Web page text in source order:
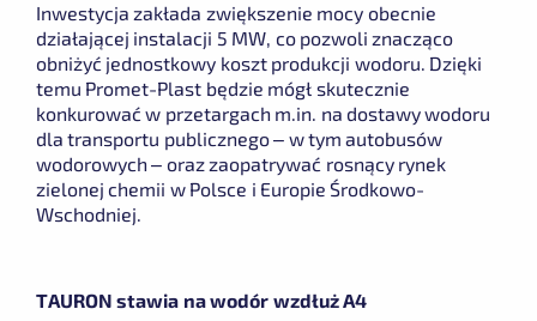
Inwestycja zakłada zwiększenie mocy obecnie
działającej instalacji 5 MW, co pozwoli znacząco
obniżyć jednostkowy koszt produkcji wodoru. Dzięki
temu Promet-Plast będzie mógł skutecznie
konkurować w przetargach m.in. na dostawy wodoru
dla transportu publicznego – w tym autobusów
wodorowych – oraz zaopatrywać rosnący rynek
zielonej chemii w Polsce i Europie Środkowo-
Wschodniej.
TAURON stawia na wodór wzdłuż A4